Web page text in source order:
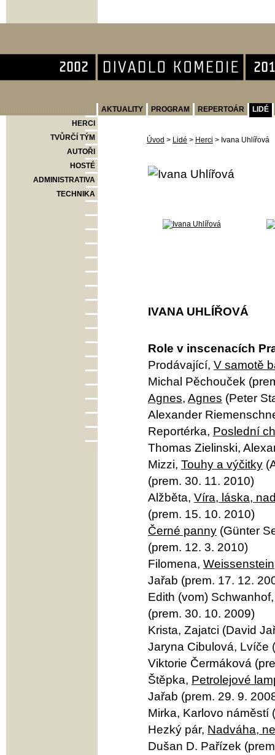
AKTUALITY PROGRAM REPERTOÁR
LIDÉ
HERCI
TVŮRČÍ TÝM
AUTOŘI
HOSTÉ
ADMINISTRATIVA
TECHNIKA
Úvod > Lidé > Herci > Ivana Uhlířová
IVANA UHLÍŘOVÁ
Role v inscenacích
Prodávající, V samotě
Michal Pěchouček
Agnes, Agnes (Peter
Alexander
Reportérka, Poslední
Thomas Zielinski,
Mizzi, Touhy a výčitky
(prem. 30. 11. 2010)
Alžběta, Víra, láska,
(prem. 15. 10. 2010)
Černé panny (Günter
(prem. 12. 3. 2010)
Filomena, Weissenstein
Jařab (prem. 17. 12.
Edith (vom)
(prem. 30. 10. 2009)
Krista, Zajatci (David
Jaryna Cibulová, Lvíče
Viktorie Čermáková
Štěpka, Petrolejové
Jařab (prem. 29. 9.
Mirka, Karlovo náměstí
Hezký pár, Nadváha,
Dušan D. Pařízek